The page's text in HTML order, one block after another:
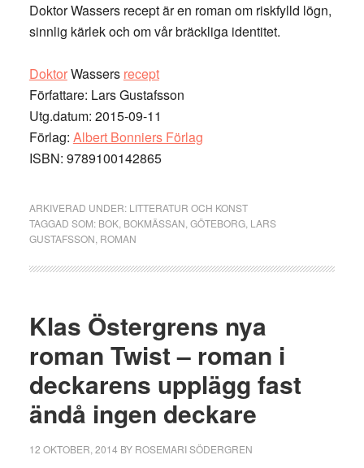
Doktor Wassers recept är en roman om riskfylld lögn,
sinnlig kärlek och om vår bräckliga identitet.
DoktorWassers recept
Författare: Lars Gustafsson
Utg.datum: 2015-09-11
Förlag: Albert Bonniers Förlag
ISBN: 9789100142865
ARKIVERAD UNDER: LITTERATUR OCH KONST
TAGGAD SOM: BOK, BOKMÄSSAN GÖTEBORG, LARS
GUSTAFSSON ROMAN
Klas Östergrens nya
roman Twist – roman i
deckarens upplägg fast
ändå ingen deckare
12 OKTOBER, 2014 BY ROSEMARI SÖDERGREN